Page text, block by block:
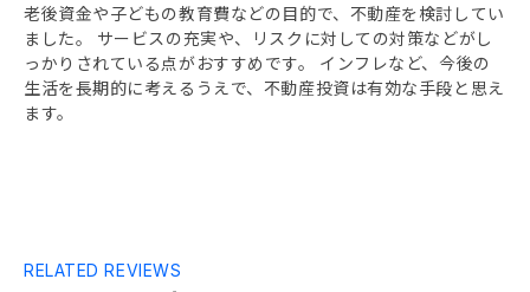
老後資金や子どもの教育費などの目的で、不動産を検討してい
ました。 サービスの充実や、リスクに対しての対策などがし
っかりされている点がおすすめです。 インフレなど、今後の
生活を長期的に考えるうえで、不動産投資は有効な手段と思え
ます。
RELATED REVIEWS